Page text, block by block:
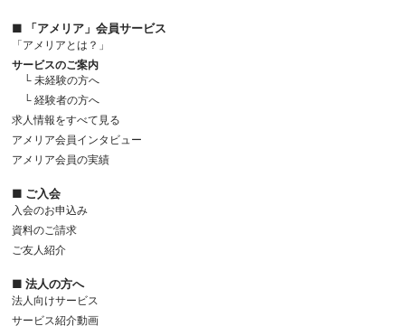
■ 「アメリア」会員サービス
「アメリアとは？」
サービスのご案内
└ 未経験の方へ
└ 経験者の方へ
求人情報をすべて見る
アメリア会員インタビュー
アメリア会員の実績
■ ご入会
入会のお申込み
資料のご請求
ご友人紹介
■ 法人の方へ
法人向けサービス
サービス紹介動画